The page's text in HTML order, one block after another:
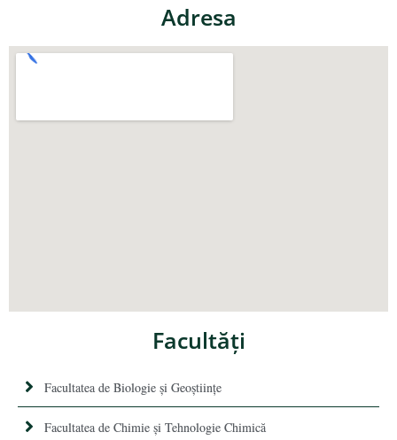
Adresa
Facultăţi
Facultatea de Biologie și Geoștiințe
Facultatea de Chimie şi Tehnologie Chimică